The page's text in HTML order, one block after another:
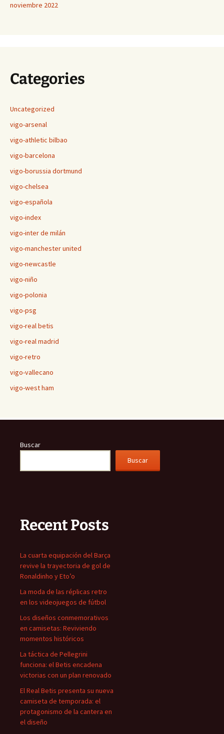
noviembre 2022
Categories
Uncategorized
vigo-arsenal
vigo-athletic bilbao
vigo-barcelona
vigo-borussia dortmund
vigo-chelsea
vigo-española
vigo-index
vigo-inter de milán
vigo-manchester united
vigo-newcastle
vigo-niño
vigo-polonia
vigo-psg
vigo-real betis
vigo-real madrid
vigo-retro
vigo-vallecano
vigo-west ham
Buscar
Buscar
Recent Posts
La cuarta equipación del Barça
revive la trayectoria de gol de
Ronaldinho y Eto’o
La moda de las réplicas retro
en los videojuegos de fútbol
Los diseños conmemorativos
en camisetas: Reviviendo
momentos históricos
La táctica de Pellegrini
funciona: el Betis encadena
victorias con un plan renovado
El Real Betis presenta su nueva
camiseta de temporada: el
protagonismo de la cantera en
el diseño